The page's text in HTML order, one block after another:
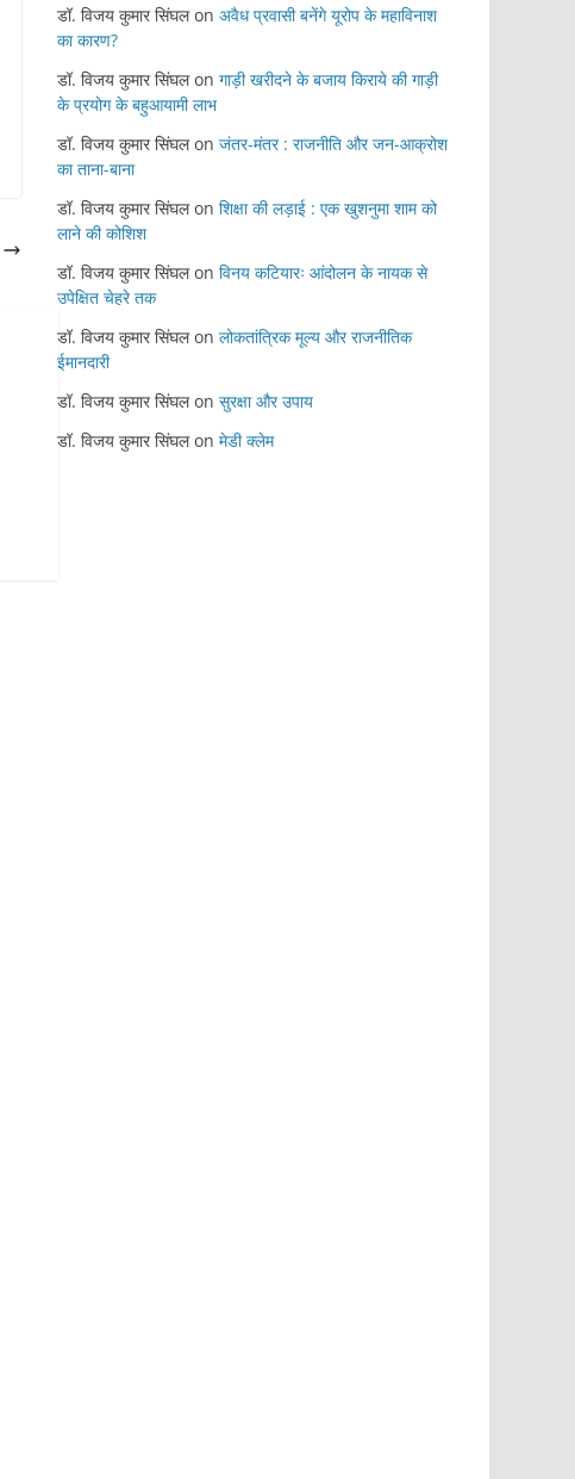
डॉ. विजय कुमार सिंघलon अवैध प्रवासी बनेंगे यूरोप के महाविनाश
का कारण?
डॉ. विजय कुमार सिंघलon गाड़ी खरीदने के बजाय किराये की गाड़ी
के प्रयोग के बहुआयामी लाभ
डॉ. विजय कुमार सिंघलon जंतर-मंतर : राजनीति और जन-आक्रोश
का ताना-बाना
डॉ. विजय कुमार सिंघलon शिक्षा की लड़ाई : एक खुशनुमा शाम को
लाने की कोशिश
डॉ. विजय कुमार सिंघलon विनय कटियारः आंदोलन के नायक से
उपेक्षित चेहरे तक
डॉ. विजय कुमार सिंघलon लोकतांत्रिक मूल्य और राजनीतिक
ईमानदारी
डॉ. विजय कुमार सिंघलon सुरक्षा और उपाय
डॉ. विजय कुमार सिंघलon मेडी क्लेम